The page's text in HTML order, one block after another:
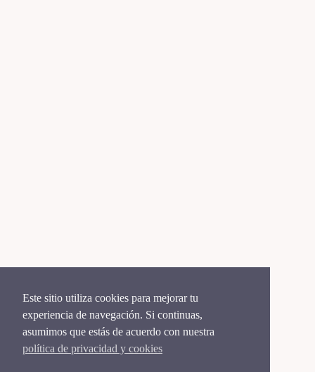
Este sitio utiliza cookies para mejorar tu
experiencia de navegación. Si continuas,
asumimos que estás de acuerdo con nuestra
política de privacidad y cookies